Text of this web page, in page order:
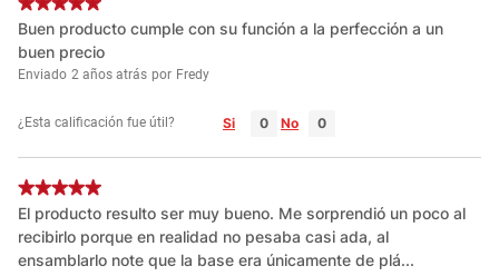
Buen producto cumple con su función a la perfección a un
buen precio
Enviado 2 años atrás por Fredy
¿Esta calificación fue útil? Si No
El producto resulto ser muy bueno. Me sorprendió un poco al
recibirlo porque en realidad no pesaba casi ada, al
ensamblarlo note que la base era únicamente de plá...